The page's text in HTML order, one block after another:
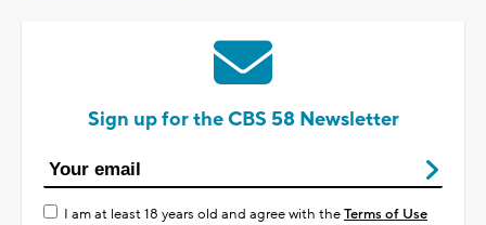
Sign up for the CBS 58 Newsletter
I am at least 18 years old and agree with theTerms of Use